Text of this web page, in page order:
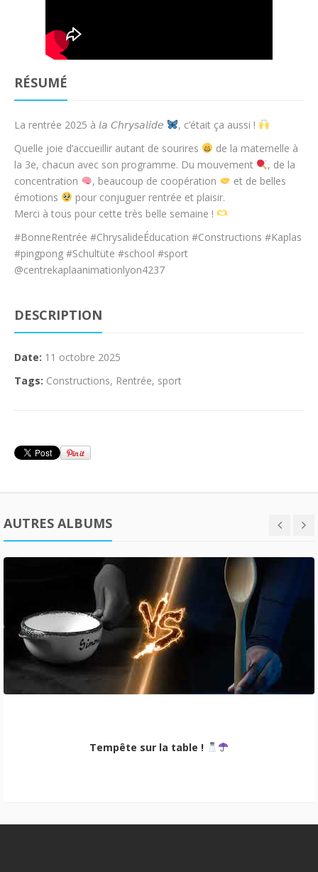
RÉSUMÉ
La rentrée 2025 à 𝘭𝘢 𝘊𝘩𝘳𝘺𝘴𝘢𝘭𝘪𝘥𝘦
, c’était ça aussi !
Quelle joie d’accueillir autant de sourires
de la maternelle à
la 3e, chacun avec son programme. Du mouvement
, de la
concentration
, beaucoup de coopération
et de belles
émotions
pour conjuguer rentrée et plaisir.
Merci à tous pour cette très belle semaine !
#BonneRentrée #ChrysalideÉducation #Constructions #Kaplas
#pingpong #Schultüte #school #sport
‪@centrekaplaanimationlyon4237‬
DESCRIPTION
Date: 11 octobre 2025
Tags: Constructions, Rentrée, sport
AUTRES ALBUMS
Tempête sur la table !